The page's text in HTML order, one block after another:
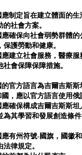
應制定旨在建立體面的
社會方案。
確保向社會弱勢群體
護勞動和健康。
建立社會服務，醫療
會保障保障措施。
官方語言為吉爾吉斯斯
，應以官方語言使用俄
確保構成吉爾吉斯斯
其學習和發展創造條件
應有州符號-國旗，國徽
律規定。